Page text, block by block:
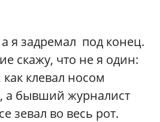
я задремал под конец.
скажу, что не я один:
клевал носом
а бывший журналист
зевал во весь рот.